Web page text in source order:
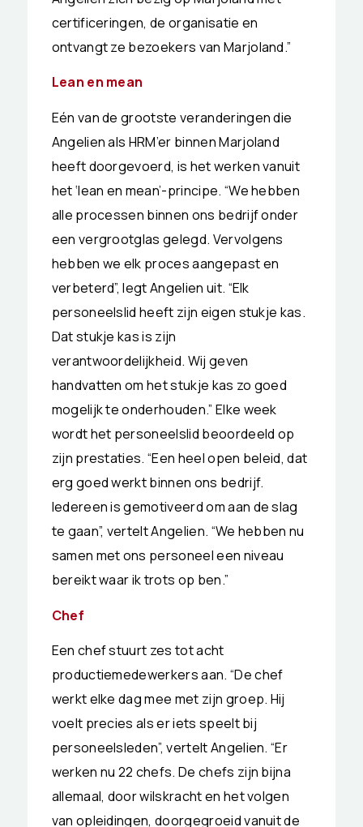
certificeringen, de organisatie en
ontvangt ze bezoekers van Marjoland.”
Lean en mean
Eén van de grootste veranderingen die
Angelien als HRM’er binnen Marjoland
heeft doorgevoerd, is het werken vanuit
het ‘lean en mean’-principe. “We hebben
alle processen binnen ons bedrijf onder
een vergrootglas gelegd. Vervolgens
hebben we elk proces aangepast en
verbeterd”, legt Angelien uit. “Elk
personeelslid heeft zijn eigen stukje kas.
Dat stukje kas is zijn
verantwoordelijkheid. Wij geven
handvatten om het stukje kas zo goed
mogelijk te onderhouden.” Elke week
wordt het personeelslid beoordeeld op
zijn prestaties. “Een heel open beleid, dat
erg goed werkt binnen ons bedrijf.
Iedereen is gemotiveerd om aan de slag
te gaan”, vertelt Angelien. “We hebben nu
samen met ons personeel een niveau
bereikt waar ik trots op ben.”
Chef
Een chef stuurt zes tot acht
productiemedewerkers aan. “De chef
werkt elke dag mee met zijn groep. Hij
voelt precies als er iets speelt bij
personeelsleden”, vertelt Angelien. “Er
werken nu 22 chefs. De chefs zijn bijna
allemaal, door wilskracht en het volgen
van opleidingen, doorgegroeid vanuit de